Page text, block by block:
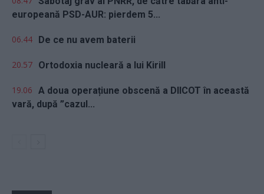
europeană PSD-AUR: pierdem 5...
06.44 De ce nu avem baterii
20.57 Ortodoxia nucleară a lui Kirill
19.06 A doua operațiune obscenă a DIICOT în această
vară, după ”cazul...